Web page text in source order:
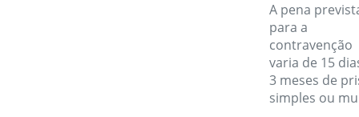
A pena
para a
contravenção
varia de 15
3 meses de
simples ou